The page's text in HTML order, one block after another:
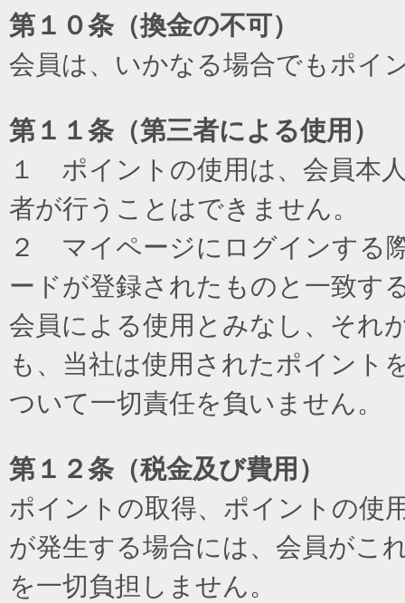
第１０条（換金の不可）
会員は、いかなる場合でもポイ
第１１条（第三者による使用）
１ ポイントの使用は、会員本
者が行うことはできません。
２ マイページにログインする
ードが登録されたものと一致す
会員による使用とみなし、それ
も、当社は使用されたポイント
ついて一切責任を負いません。
第１２条（税金及び費用）
ポイントの取得、ポイントの使
が発生する場合には、会員がこ
を一切負担しません。